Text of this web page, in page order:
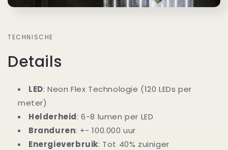
TECHNISCHE
Details
LED: Neon Flex Technologie (120 LEDs per
meter)
Helderheid: 6-8 lumen per LED
Branduren: +- 100.000 uur
Energieverbruik: Tot 40% zuiniger